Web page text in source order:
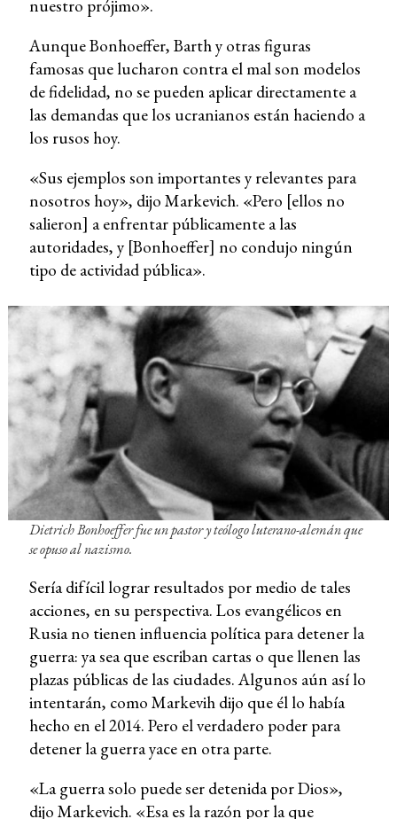
nuestro prójimo».
Aunque Bonhoeffer, Barth y otras figuras
famosas que lucharon contra el mal son modelos
de fidelidad, no se pueden aplicar directamente a
las demandas que los ucranianos están haciendo a
los rusos hoy.
«Sus ejemplos son importantes y relevantes para
nosotros hoy», dijo Markevich. «Pero [ellos no
salieron] a enfrentar públicamente a las
autoridades, y [Bonhoeffer] no condujo ningún
tipo de actividad pública».
Dietrich Bonhoeffer fue un pastor y teólogo luterano-alemán que
se opuso al nazismo.
Sería difícil lograr resultados por medio de tales
acciones, en su perspectiva. Los evangélicos en
Rusia no tienen influencia política para detener la
guerra: ya sea que escriban cartas o que llenen las
plazas públicas de las ciudades. Algunos aún así lo
intentarán, como Markevih dijo que él lo había
hecho en el 2014. Pero el verdadero poder para
detener la guerra yace en otra parte.
«La guerra solo puede ser detenida por Dios»,
dijo Markevich. «Esa es la razón por la que